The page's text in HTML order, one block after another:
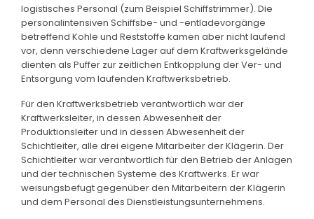
logistisches Personal (zum Beispiel Schiffstrimmer). Die
personalintensiven Schiffsbe- und -entladevorgänge
betreffend Kohle und Reststoffe kamen aber nicht laufend
vor, denn verschiedene Lager auf dem Kraftwerksgelände
dienten als Puffer zur zeitlichen Entkopplung der Ver- und
Entsorgung vom laufenden Kraftwerksbetrieb.
Für den Kraftwerksbetrieb verantwortlich war der
Kraftwerksleiter, in dessen Abwesenheit der
Produktionsleiter und in dessen Abwesenheit der
Schichtleiter, alle drei eigene Mitarbeiter der Klägerin. Der
Schichtleiter war verantwortlich für den Betrieb der Anlagen
und der technischen Systeme des Kraftwerks. Er war
weisungsbefugt gegenüber den Mitarbeitern der Klägerin
und dem Personal des Dienstleistungsunternehmens.